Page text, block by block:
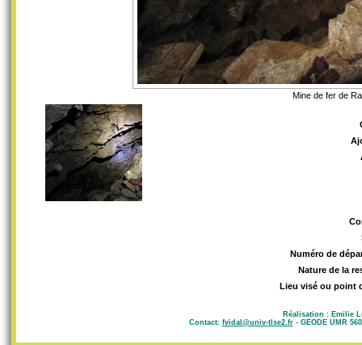
Mine de fer de
Numéro de
Nature de la
Lieu visé ou point
Réalisation : Emilie
Contact: fvidal@univ-tlse2.fr- GEODE UMR